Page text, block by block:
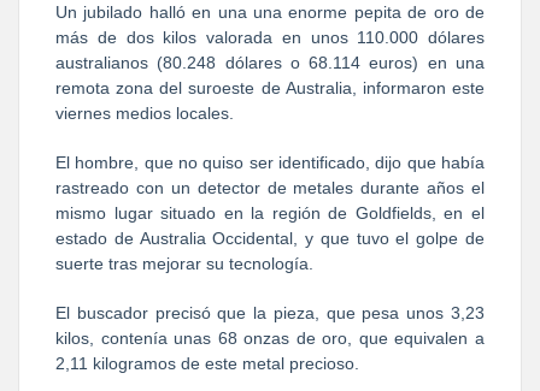
Un jubilado halló en una una enorme pepita de oro de
más de dos kilos valorada en unos 110.000 dólares
australianos (80.248 dólares o 68.114 euros) en una
remota zona del suroeste de Australia, informaron este
viernes medios locales.
El hombre, que no quiso ser identificado, dijo que había
rastreado con un detector de metales durante años el
mismo lugar situado en la región de Goldfields, en el
estado de Australia Occidental, y que tuvo el golpe de
suerte tras mejorar su tecnología.
El buscador precisó que la pieza, que pesa unos 3,23
kilos, contenía unas 68 onzas de oro, que equivalen a
2,11 kilogramos de este metal precioso.